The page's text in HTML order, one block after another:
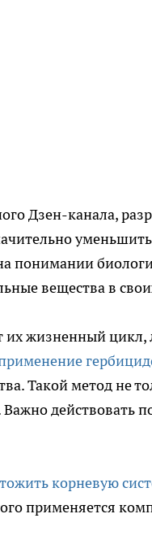
Дзен-канала,
понимании
вещества в
жизненный цикл,
Такой метод не
действовать
корневую
применяется